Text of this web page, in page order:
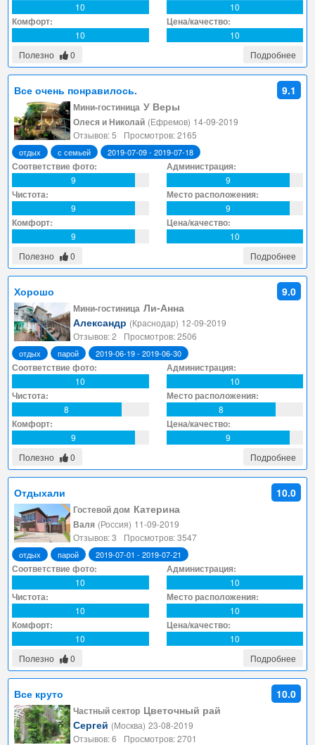
10 10
Комфорт:
10
Цена/качество:
10
Полезно
0 Подробнее
Все очень понравилось. 9.1
Мини-гостиница У Веры
Олеся и Николай (Ефремов) 14-09-2019
Отзывов: 5
Просмотров: 2165
отдых с семьей 2019-07-09 - 2019-07-18
Соответствие фото:
9
Администрация:
9
Чистота:
9
Место расположения:
9
Комфорт:
9
Цена/качество:
10
Полезно
0 Подробнее
Хорошо 9.0
Мини-гостиница Ли-Анна
Александр (Краснодар) 12-09-2019
Отзывов: 2
Просмотров: 2506
отдых парой 2019-06-19 - 2019-06-30
Соответствие фото:
10
Администрация:
10
Чистота:
8
Место расположения:
8
Комфорт:
9
Цена/качество:
9
Полезно
0 Подробнее
Отдыхали 10.0
Гостевой дом Катерина
Валя (Россия) 11-09-2019
Отзывов: 3
Просмотров: 3547
отдых парой 2019-07-01 - 2019-07-21
Соответствие фото:
10
Администрация:
10
Чистота:
10
Место расположения:
10
Комфорт:
10
Цена/качество:
10
Полезно
0 Подробнее
Все круто 10.0
Частный сектор Цветочный рай
Сергей (Москва) 23-08-2019
Отзывов: 6
Просмотров: 2701